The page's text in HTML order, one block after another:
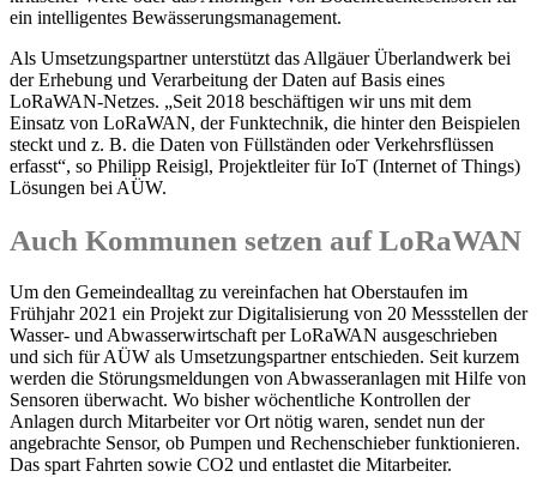
ein intelligentes Bewässerungsmanagement.
Als Umsetzungspartner unterstützt das Allgäuer Überlandwerk bei
der Erhebung und Verarbeitung der Daten auf Basis eines
LoRaWAN-Netzes. „Seit 2018 beschäftigen wir uns mit dem
Einsatz von LoRaWAN, der Funktechnik, die hinter den Beispielen
steckt und z. B. die Daten von Füllständen oder Verkehrsflüssen
erfasst“, so Philipp Reisigl, Projektleiter für IoT (Internet of Things)
Lösungen bei AÜW.
Auch Kommunen setzen auf LoRaWAN
Um den Gemeindealltag zu vereinfachen hat Oberstaufen im
Frühjahr 2021 ein Projekt zur Digitalisierung von 20 Messstellen der
Wasser- und Abwasserwirtschaft per LoRaWAN ausgeschrieben
und sich für AÜW als Umsetzungspartner entschieden. Seit kurzem
werden die Störungsmeldungen von Abwasseranlagen mit Hilfe von
Sensoren überwacht. Wo bisher wöchentliche Kontrollen der
Anlagen durch Mitarbeiter vor Ort nötig waren, sendet nun der
angebrachte Sensor, ob Pumpen und Rechenschieber funktionieren.
Das spart Fahrten sowie CO2 und entlastet die Mitarbeiter.